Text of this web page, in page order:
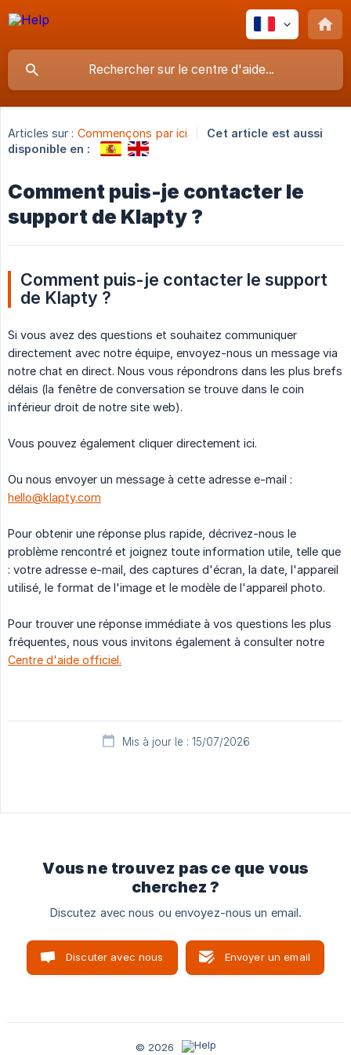
Articles sur : Commençons par ici
Cet article est aussi
disponible en :
Comment puis-je contacter le
support de Klapty ?
Comment puis-je contacter le support
de Klapty ?
Si vous avez des questions et souhaitez communiquer
directement avec notre équipe, envoyez-nous un message via
notre chat en direct. Nous vous répondrons dans les plus brefs
délais (la fenêtre de conversation se trouve dans le coin
inférieur droit de notre site web).
Vous pouvez également cliquer directement ici.
Ou nous envoyer un message à cette adresse e-mail :
hello@klapty.com
Pour obtenir une réponse plus rapide, décrivez-nous le
problème rencontré et joignez toute information utile, telle que
: votre adresse e-mail, des captures d'écran, la date, l'appareil
utilisé, le format de l'image et le modèle de l'appareil photo.
Pour trouver une réponse immédiate à vos questions les plus
fréquentes, nous vous invitons également à consulter notre
Centre d'aide officiel.
Mis à jour le : 15/07/2026
Vous ne trouvez pas ce que vous
cherchez ?
Discutez avec nous ou envoyez-nous un email.
Discuter avec nous Envoyer un email
© 2026